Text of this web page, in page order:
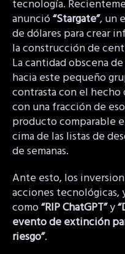
tecnología.
anunció“Stargate”, un
de dólares para crear
la construcción de
La cantidad obscena
hacia este pequeño
contrasta con el hecho
con una fracción de
producto comparable
cima de las listas de
de semanas.
Ante esto, los
acciones tecnológicas,
como“RIP ChatGPT”y
evento de extinción
riesgo”.